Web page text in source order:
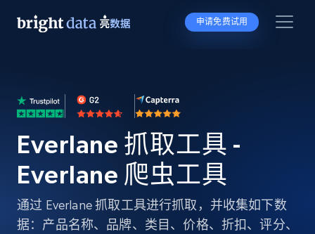
申请免费试用
Everlane 抓取工具 -
Everlane 爬虫工具
通过 Everlane 抓取工具进行抓取，并收集如下数
据：产品名称、品牌、类目、价格、折扣、评分、